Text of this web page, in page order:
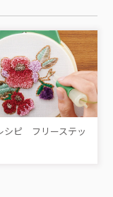
シピ フリーステッ